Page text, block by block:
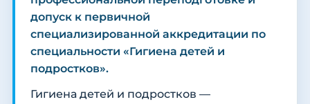
допуск к первичной
специализированной аккредитации по
специальности «Гигиена детей и
подростков».
Гигиена детей и подростков —